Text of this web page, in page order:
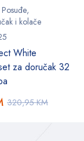
Posuđe,
i kolače
White
za doručak 32
320,95KM